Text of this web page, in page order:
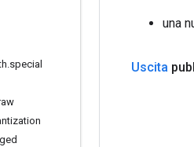
.special
una
Uscita